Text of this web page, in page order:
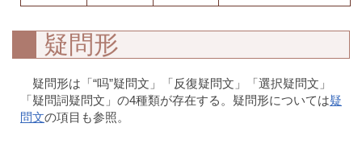
疑問形
疑問形は「“吗”疑問文」「反復疑問文」「選択疑問文」
「疑問詞疑問文」の4種類が存在する。疑問形については疑
問文の項目も参照。